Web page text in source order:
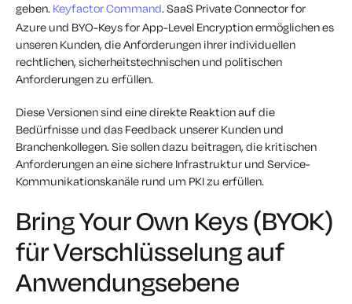
geben. Keyfactor Command. SaaS Private Connector for
Azure und BYO-Keys for App-Level Encryption ermöglichen es
unseren Kunden, die Anforderungen ihrer individuellen
rechtlichen, sicherheitstechnischen und politischen
Anforderungen zu erfüllen.
Diese Versionen sind eine direkte Reaktion auf die
Bedürfnisse und das Feedback unserer Kunden und
Branchenkollegen. Sie sollen dazu beitragen, die kritischen
Anforderungen an eine sichere Infrastruktur und Service-
Kommunikationskanäle rund um PKI zu erfüllen.
Bring Your Own Keys (BYOK)
für Verschlüsselung auf
Anwendungsebene